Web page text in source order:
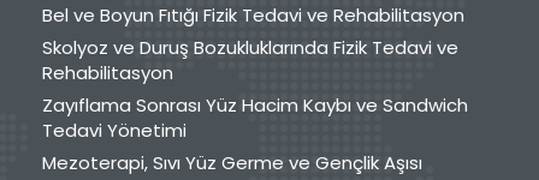
Bel ve Boyun Fıtığı Fizik Tedavi ve Rehabilitasyon
Skolyoz ve Duruş Bozukluklarında Fizik Tedavi ve
Rehabilitasyon
Zayıflama Sonrası Yüz Hacim Kaybı ve Sandwich
Tedavi Yönetimi
Mezoterapi, Sıvı Yüz Germe ve Gençlik Aşısı